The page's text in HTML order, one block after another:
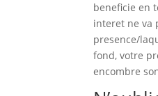
beneficie en
interet ne va
presence/
fond, votre
encombre